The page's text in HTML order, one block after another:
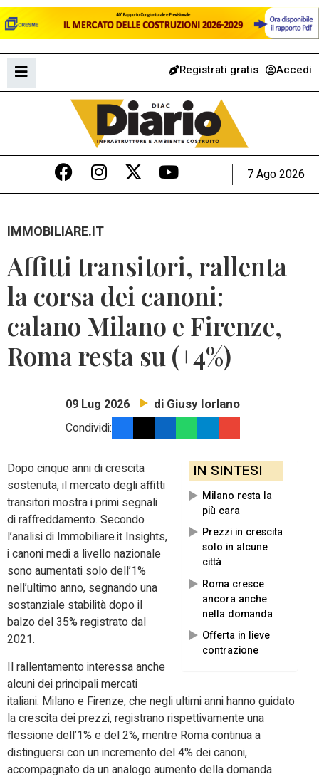
Registrati gratis Accedi
7 Ago 2026
IMMOBILIARE.IT
Affitti transitori, rallenta
la corsa dei canoni:
calano Milano e Firenze,
Roma resta su (+4%)
09 Lug 2026 di Giusy Iorlano
Condividi:
IN SINTESI
Milano resta la
più cara
Prezzi in crescita
solo in alcune
città
Roma cresce
ancora anche
nella domanda
Offerta in lieve
contrazione
Dopo cinque anni di crescita
sostenuta, il mercato degli affitti
transitori mostra i primi segnali
di raffreddamento. Secondo
l’analisi di Immobiliare.it Insights,
i canoni medi a livello nazionale
sono aumentati solo dell’1%
nell’ultimo anno, segnando una
sostanziale stabilità dopo il
balzo del 35% registrato dal
2021.
Il rallentamento interessa anche
alcuni dei principali mercati
italiani. Milano e Firenze, che negli ultimi anni hanno guidato
la crescita dei prezzi, registrano rispettivamente una
flessione dell’1% e del 2%, mentre Roma continua a
distinguersi con un incremento del 4% dei canoni,
accompagnato da un analogo aumento della domanda.